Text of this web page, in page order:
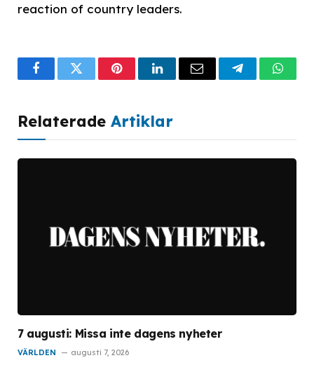
reaction of country leaders.
FacebookTwitterPinterestLinkedInEmail Telegram
Relaterade Artiklar
7 augusti: Missa inte dagens nyheter
VÄRLDEN augusti 7, 2026